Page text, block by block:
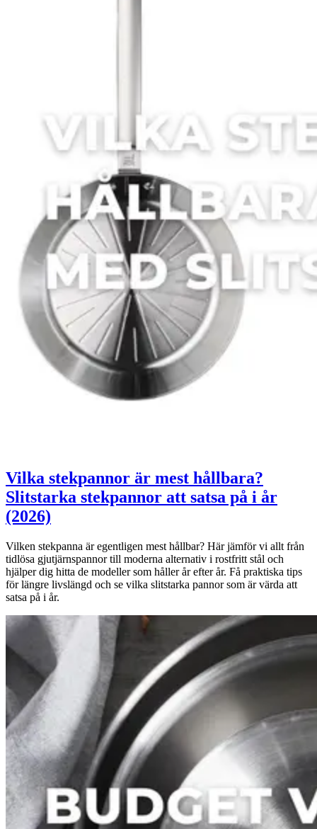
Vilka stekpannor är mest hållbara?
Slitstarka stekpannor att satsa på i år
(2026)
Vilken stekpanna är egentligen mest hållbar? Här jämför vi allt från
tidlösa gjutjärnspannor till moderna alternativ i rostfritt stål och
hjälper dig hitta de modeller som håller år efter år. Få praktiska tips
för längre livslängd och se vilka slitstarka pannor som är värda att
satsa på i år.